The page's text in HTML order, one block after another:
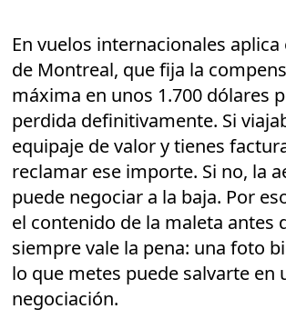
En vuelos internacionales aplica
de Montreal, que fija la
máxima en unos 1.700 dólares
perdida definitivamente. Si
equipaje de valor y tienes
reclamar ese importe. Si no, la
puede negociar a la baja. Por
el contenido de la maleta antes
siempre vale la pena: una foto
lo que metes puede salvarte en
negociación.